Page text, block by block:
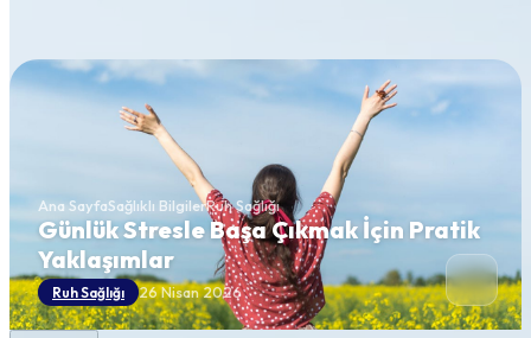
Ana SayfaSağlıklı BilgilerRuh Sağlığı
Günlük Stresle Başa Çıkmak İçin Pratik
Yaklaşımlar
Ruh Sağlığı 26 Nisan 2026